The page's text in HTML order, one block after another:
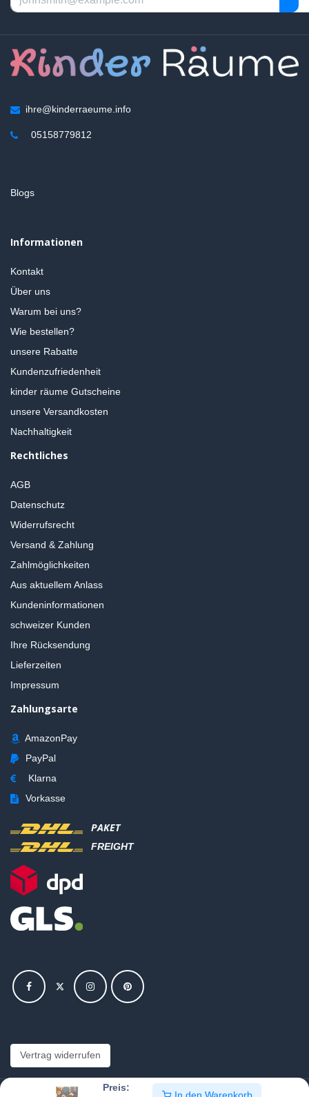
Preis:
ihre@kinderraeume.info
05158779812
Blogs
Informationen
Kontakt
Über uns
Warum bei uns?
Wie bestellen?
unsere Rabatte
Kundenzufriedenheit
kinder räume Gutscheine
unsere Versandkosten
Nachhaltigkeit
Rechtliches
AGB
Datenschutz
Widerrufsrecht
Versand & Zahlung
Zahlmöglichkeiten
Aus aktuellem Anlass
Kundeninformationen
schweizer Kunden
Ihre Rücksendung
Lieferzeiten
Impressum
Zahlungsarte
AmazonPay
PayPal
Klarna
Vorkasse
PAKET
FREIGHT
Vertrag widerrufen